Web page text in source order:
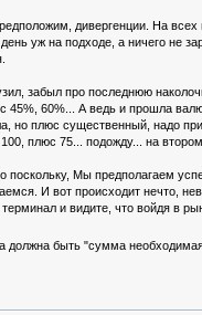
дивергенции. На
уж на подходе, а ничего не
забыл про последнюю
60%... А ведь и прошла
но плюс существенный, надо
плюс 75... подожду... на
поскольку, Мы предполагаем
И вот происходит нечто,
и видите, что войдя в
должна быть "сумма